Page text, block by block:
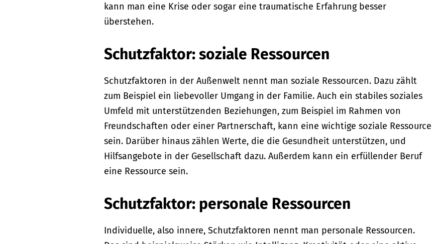
kann man eine Krise oder sogar eine traumatische Erfahrung besser
überstehen.
Schutzfaktor: soziale Ressourcen
Schutzfaktoren in der Außenwelt nennt man soziale Ressourcen. Dazu zählt
zum Beispiel ein liebevoller Umgang in der Familie. Auch ein stabiles soziales
Umfeld mit unterstützenden Beziehungen, zum Beispiel im Rahmen von
Freundschaften oder einer Partnerschaft, kann eine wichtige soziale Ressource
sein. Darüber hinaus zählen Werte, die die Gesundheit unterstützen, und
Hilfsangebote in der Gesellschaft dazu. Außerdem kann ein erfüllender Beruf
eine Ressource sein.
Schutzfaktor: personale Ressourcen
Individuelle, also innere, Schutzfaktoren nennt man personale Ressourcen.